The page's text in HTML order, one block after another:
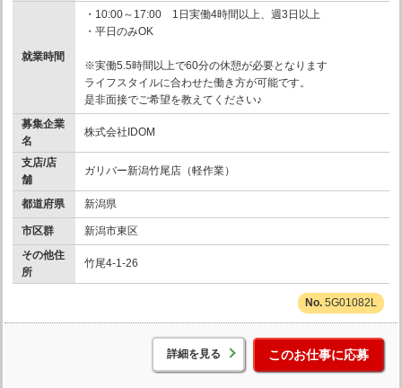
就業時間
・10:00～17:00 1日実働4時間以上、週3日以上
・平日のみOK
※実働5.5時間以上で60分の休憩が必要となります
ライフスタイルに合わせた働き方が可能です。
是非面接でご希望を教えてください♪
募集企業
名
株式会社IDOM
支店/店
舗
ガリバー新潟竹尾店（軽作業）
都道府県 新潟県
市区群
新潟市東区
その他住
所
竹尾4-1-26
5G01082L
詳細を見る このお仕事に応募